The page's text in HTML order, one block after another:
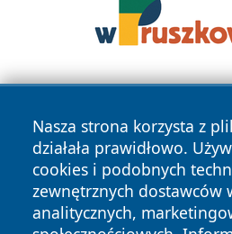
Nasza strona korzysta z
działała prawidłowo.
cookies i podobnych
zewnętrznych dostawców
analitycznych,
Copyright © 2026
zastrzeżone.